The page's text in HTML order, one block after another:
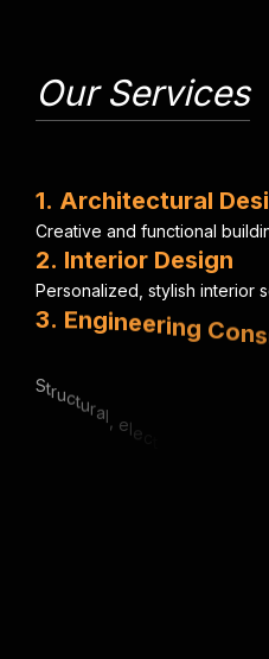
Our Services
1. Architectural Desi
Creative and functional buildi
2. Interior Design
Personalized stylish interior s
3. Engineering C o
a
4. Urba